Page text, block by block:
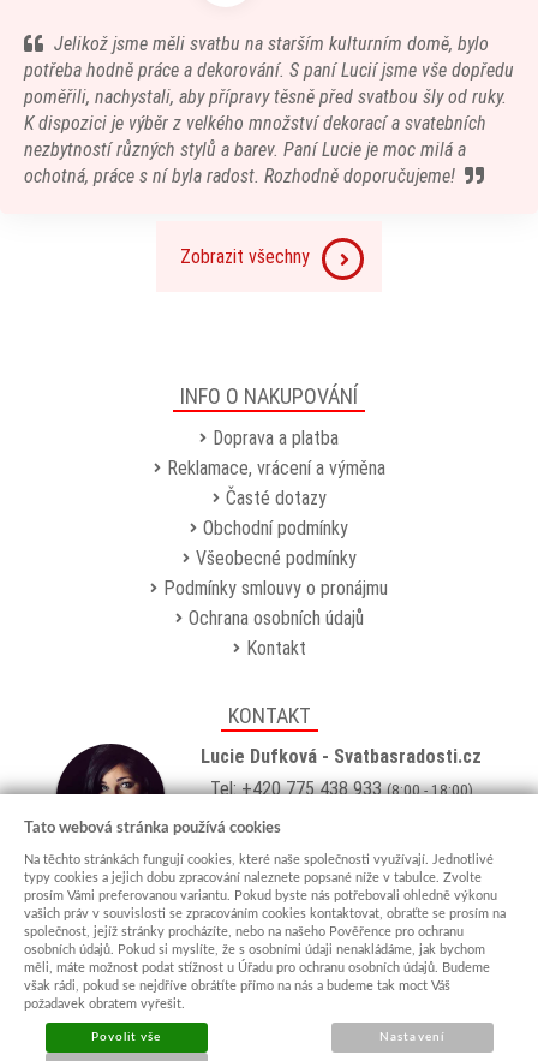
Jelikož jsme měli svatbu na starším kulturním domě, bylo
potřeba hodně práce a dekorování. S paní Lucií jsme vše dopředu
poměřili, nachystali, aby přípravy těsně před svatbou šly od ruky.
K dispozici je výběr z velkého množství dekorací a svatebních
nezbytností různých stylů a barev. Paní Lucie je moc milá a
ochotná, práce s ní byla radost. Rozhodně doporučujeme!
Zobrazit všechny
INFO O NAKUPOVÁNÍ
Doprava a platba
Reklamace, vrácení a výměna
Časté dotazy
Obchodní podmínky
Všeobecné podmínky
Podmínky smlouvy o pronájmu
Ochrana osobních údajů
Kontakt
KONTAKT
Lucie Dufková - Svatbasradosti.cz
Tel: +420 775 438 933(8:00 - 18:00)
Email:
Showroom
Jungmannova 627, Kyjov 69701
Po-Pá: po domluvě (více info)
Tato webová stránka používá cookies
Na těchto stránkách fungují cookies, které naše společnosti využívají. Jednotlivé
typy cookies a jejich dobu zpracování naleznete popsané níže v tabulce. Zvolte
prosím Vámi preferovanou variantu. Pokud byste nás potřebovali ohledně výkonu
vašich práv v souvislosti se zpracováním cookies kontaktovat, obraťte se prosím na
společnost, jejíž stránky procházíte, nebo na našeho Pověřence pro ochranu
osobních údajů. Pokud si myslíte, že s osobními údaji nenakládáme, jak bychom
měli, máte možnost podat stížnost u Úřadu pro ochranu osobních údajů. Budeme
však rádi, pokud se nejdříve obrátíte přímo na nás a budeme tak moct Váš
požadavek obratem vyřešit.
Povolit vše Nastavení